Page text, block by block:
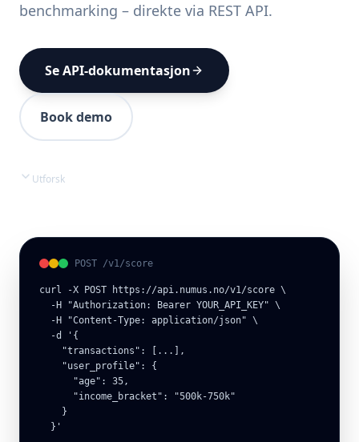
benchmarking – direkte via REST API.
Se API-dokumentasjon
Book demo
Utforsk
POST /v1/score
curl -X POST https://api.numus.no/v1/score \
  -H "Authorization: Bearer YOUR_API_KEY" \
  -H "Content-Type: application/json" \
  -d '{
    "transactions": [...],
    "user_profile": {
      "age": 35,
      "income_bracket": "500k-750k"
    }
  }'